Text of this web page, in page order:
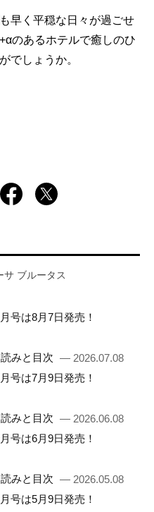
早く平穏な日々が過ごせ
のあるホテルで癒しのひ
でしょうか。
サ ブルータス
号は8月7日発売！
みと目次 — 2026.07.08
号は7月9日発売！
みと目次 — 2026.06.08
号は6月9日発売！
みと目次 — 2026.05.08
号は5月9日発売！